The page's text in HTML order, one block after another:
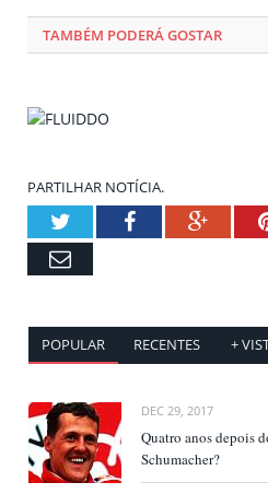
TAMBÉM PODERÁ GOSTAR
PARTILHAR NOTÍCIA.
TwitterFacebook
Email
POPULAR RECENTES +
DEC 29, 2017
Quatro anos depois
Schumacher?